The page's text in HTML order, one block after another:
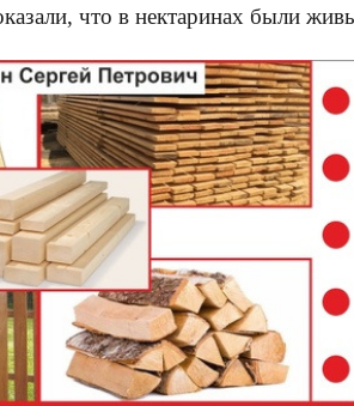
что в нектаринах были